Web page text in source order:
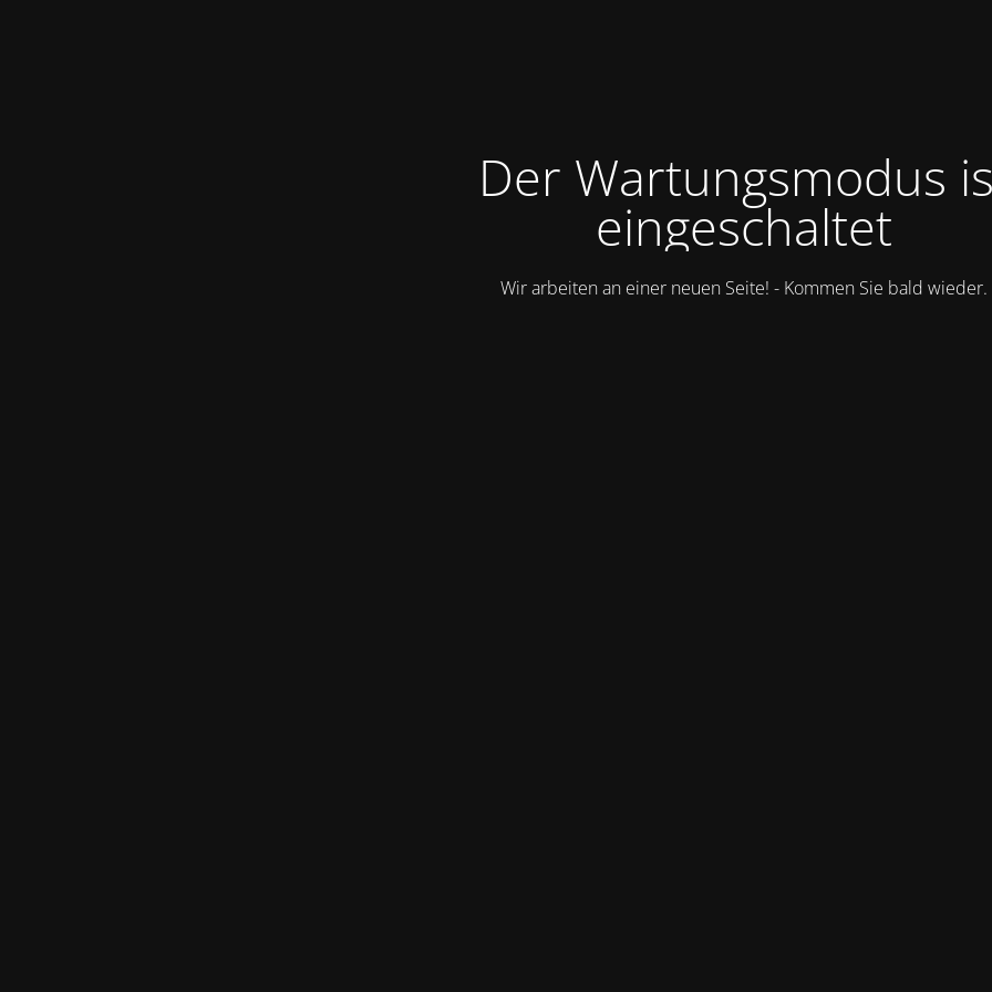
Der Wartungsmodus
eingeschaltet
Wir arbeiten an einer neuen Seite! - Kommen Sie bald wieder.